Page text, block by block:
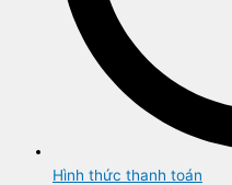
Hình thức thanh toán